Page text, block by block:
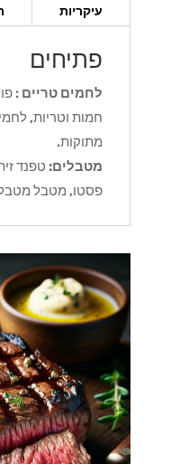
עיקריות
פתיחים
לחמים טריים :
חמות וטריות,
מתוקות.
מטבלים: טפנד
פסטו, מטבל